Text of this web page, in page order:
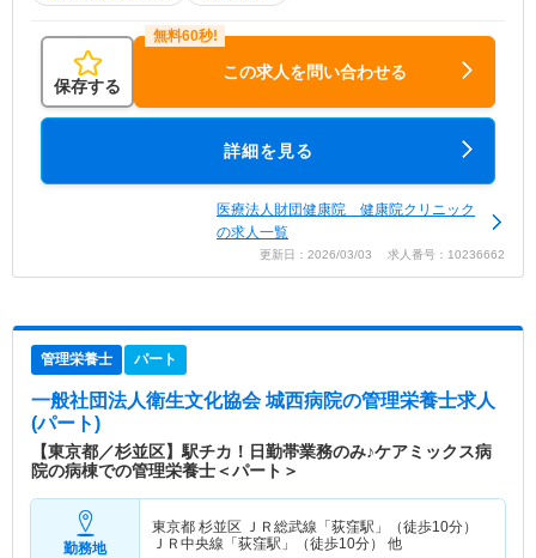
保存する
この求人を問い合わせる
詳細を見る
医療法人財団健康院 健康院クリニック
の求人一覧
更新日：2026/03/03 求人番号：10236662
管理栄養士 パート
一般社団法人衛生文化協会 城西病院の管理栄養士求人
(パート)
【東京都／杉並区】駅チカ！日勤帯業務のみ♪ケアミックス病
院の病棟での管理栄養士＜パート＞
勤務地
東京都 杉並区 ＪＲ総武線「荻窪駅」（徒歩10分）
ＪＲ中央線「荻窪駅」（徒歩10分） 他